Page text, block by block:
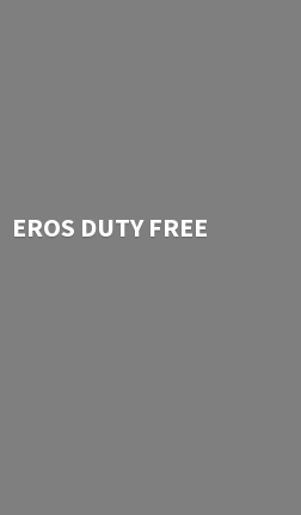
EROS DUTY FREE